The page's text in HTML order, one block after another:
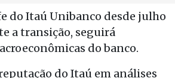
do Itaú Unibanco desde julho
a transição, seguirá
do banco.
do Itaú em análises